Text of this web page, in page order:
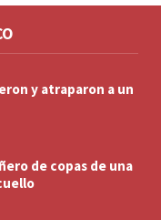
y atraparon a un
de copas de una